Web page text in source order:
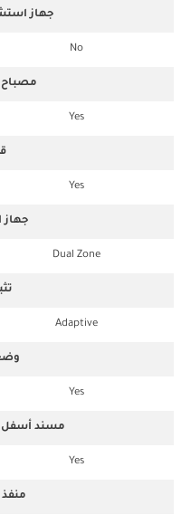
جهاز
No
مصباح
Yes
Yes
جهاز
Dual Zone
Adaptive
Yes
مسند أسفل
Yes
منفذ